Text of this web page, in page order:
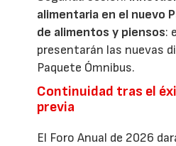
alimentaria en el nuevo
de alimentos y piensos:
presentarán las nuevas
Paquete Ómnibus.
Continuidad tras el
previa
El Foro Anual de 2026